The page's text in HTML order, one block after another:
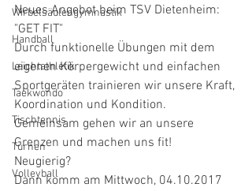
Wirbelsäulengymnastik
Handball
Leichtathletik
Taekwondo
Tischtennis
Turnen
Volleyball
Neues Angebot beim TSV Dietenheim:
"GET FIT"
Durch funktionelle Übungen mit dem
eigenen Körpergewicht und einfachen
Sportgeräten trainieren wir unsere Kraft,
Koordination und Kondition.
Gemeinsam gehen wir an unsere
Grenzen und machen uns fit!
Neugierig?
Dann komm am Mittwoch, 04.10.2017